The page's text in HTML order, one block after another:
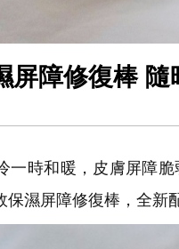
屏障修復棒
時和暖，皮膚屏障脆
保濕屏障修復棒，全新